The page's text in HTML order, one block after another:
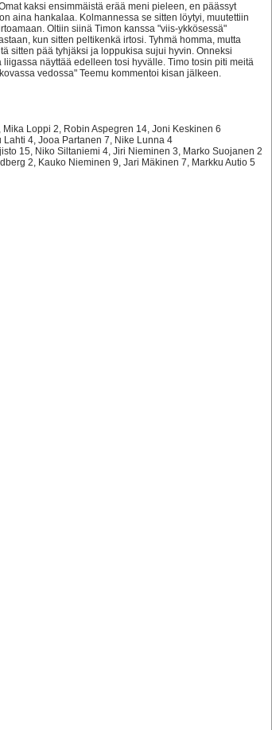
kaksi ensimmäistä erää meni pieleen, en päässyt
aina hankalaa. Kolmannessa se sitten löytyi, muutettiin
Oltiin siinä Timon kanssa "viis-ykkösessä"
kun sitten peltikenkä irtosi. Tyhmä homma, mutta
sitten pää tyhjäksi ja loppukisa sujui hyvin. Onneksi
näyttää edelleen tosi hyvälle. Timo tosin piti meitä
vedossa" Teemu kommentoi kisan jälkeen.
Loppi 2, Robin Aspegren 14, Joni Keskinen 6
Lahti 4, Jooa Partanen 7, Nike Lunna 4
15, Niko Siltaniemi 4, Jiri Nieminen 3, Marko Suojanen 2
2, Kauko Nieminen 9, Jari Mäkinen 7, Markku Autio 5